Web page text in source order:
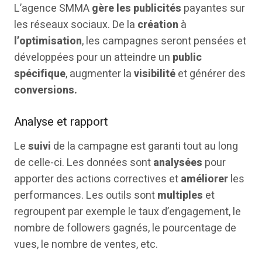
L’agence SMMAgère les publicités payantes sur
les réseaux sociaux. De la création à
l’optimisation, les campagnes seront pensées et
développées pour un atteindre un public
spécifique, augmenter lavisibilitéet générer des
conversions.
Analyse et rapport
Lesuivi de la campagne est garanti tout au long
de celle-ci. Les données sontanalysées pour
apporter des actions correctives etaméliorerles
performances. Les outils sontmultiples et
regroupent par exemple le taux d’engagement, le
nombre de followers gagnés, le pourcentage de
vues, le nombre de ventes, etc.